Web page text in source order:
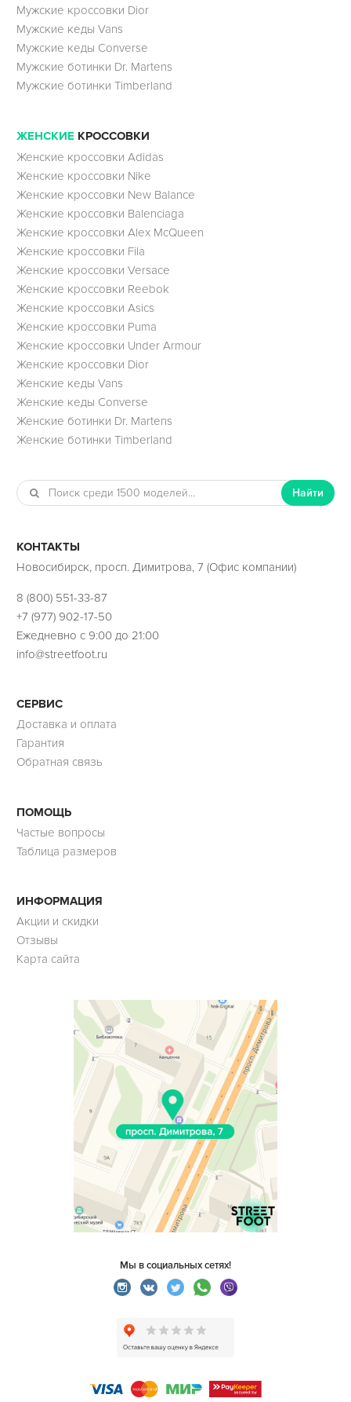
Мужские кроссовки Dior
Мужские кеды Vans
Мужские кеды Converse
Мужские ботинки Dr. Martens
Мужские ботинки Timberland
ЖЕНСКИЕ КРОССОВКИ
Женские кроссовки Adidas
Женские кроссовки Nike
Женские кроссовки New Balance
Женские кроссовки Balenciaga
Женские кроссовки Alex McQueen
Женские кроссовки Fila
Женские кроссовки Versace
Женские кроссовки Reebok
Женские кроссовки Asics
Женские кроссовки Puma
Женские кроссовки Under Armour
Женские кроссовки Dior
Женские кеды Vans
Женские кеды Converse
Женские ботинки Dr. Martens
Женские ботинки Timberland
Найти
КОНТАКТЫ
Новосибирск, просп. Димитрова, 7 (Офис компании)
8 (800) 551-33-87
+7 (977) 902-17-50
Ежедневно с 9:00 до 21:00
info@streetfoot.ru
СЕРВИС
Доставка и оплата
Гарантия
Обратная связь
ПОМОЩЬ
Частые вопросы
Таблица размеров
ИНФОРМАЦИЯ
Акции и скидки
Отзывы
Карта сайта
Мы в социальных сетях!